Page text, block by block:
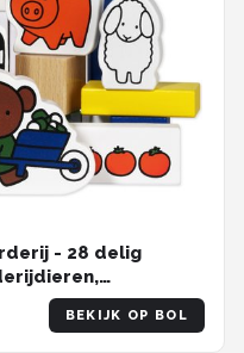
- 28 delig
-
BEKIJK OP BOL